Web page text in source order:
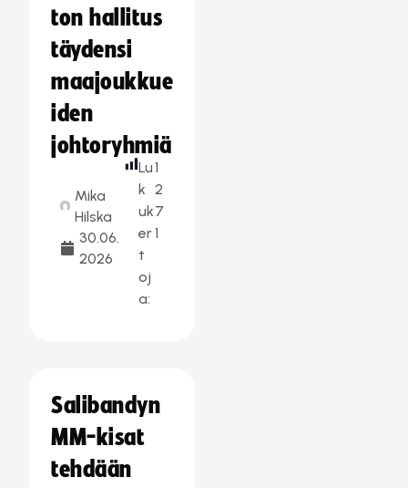
ton hallitus
täydensi
maajoukkue
iden
johtoryhmiä
Mika
Hilska
30.06.
2026
Lu
k
uk
er
t
oj
a:
1
2
7
1
Salibandyn
MM-kisat
tehdään